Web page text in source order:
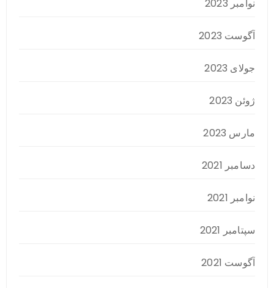
نوامبر 2023
آگوست 2023
جولای 2023
ژوئن 2023
مارس 2023
دسامبر 2021
نوامبر 2021
سپتامبر 2021
آگوست 2021